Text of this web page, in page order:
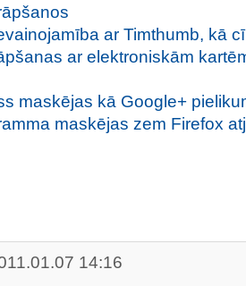
ar Timthumb, kā
ar elektroniskām
maskējas kā Google+
maskējas zem Firefox
14:16